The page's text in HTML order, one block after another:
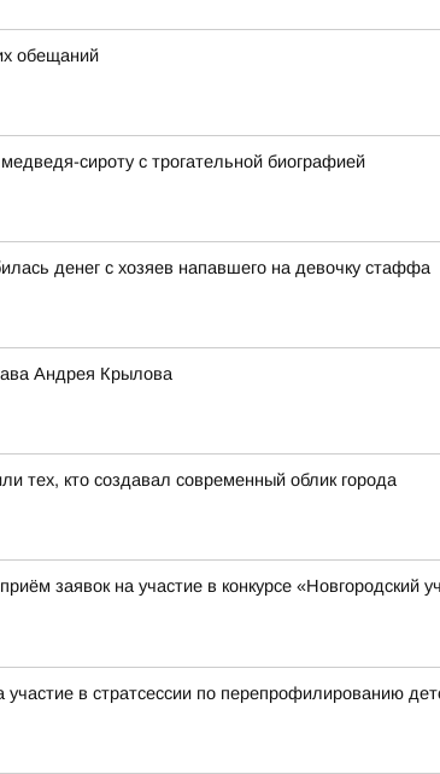
обещаний
сироту с трогательной биографией
денег с хозяев напавшего на девочку стаффа
Андрея Крылова
тех, кто создавал современный облик города
заявок на участие в конкурсе
участие в стратсессии по перепрофилированию